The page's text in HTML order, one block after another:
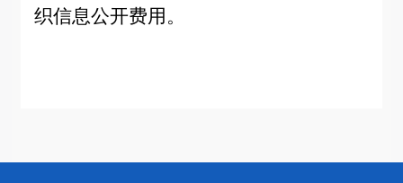
织信息公开费用。